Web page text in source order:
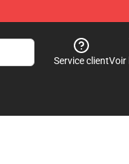
Service clientVoir